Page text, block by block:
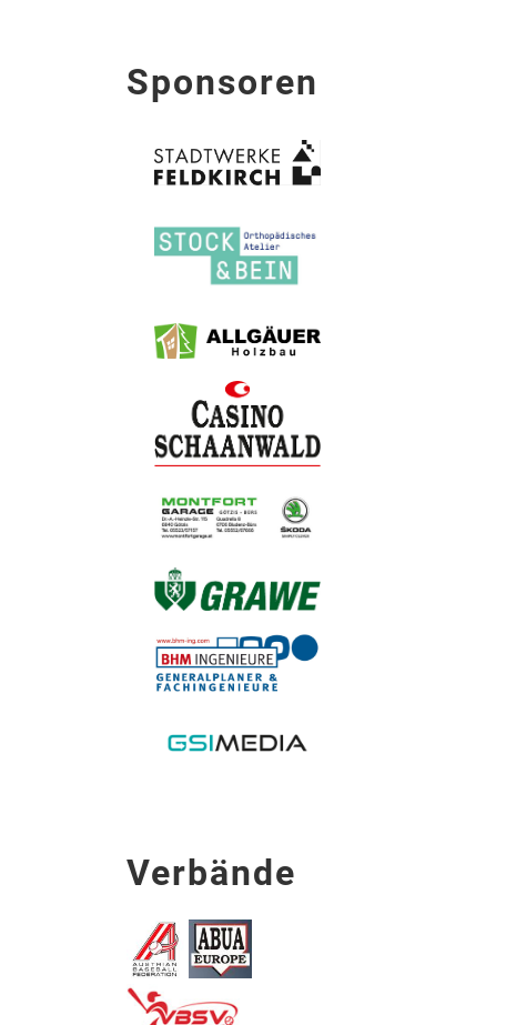
Sponsoren
Verbände